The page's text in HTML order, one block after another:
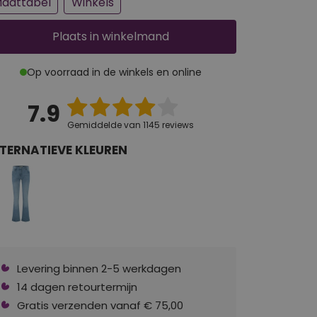
KLEUREN
Plaats in winkelmand
Op voorraad in de winkels en online
7.9 Gemiddelde van 1145 reviews
Levering binnen 2-5 werkdagen
14 dagen retourtermijn
Gratis verzenden vanaf € 75,00